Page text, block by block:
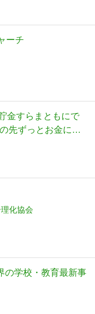
ーチ
金すらまともにで
先ずっとお金に困
ください! (サンクチ
化協会
の学校・教育最新事